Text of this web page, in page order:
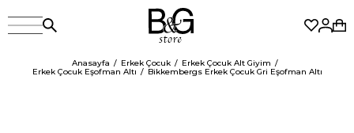
Anasayfa Erkek Çocuk
Erkek Çocuk Alt Giyim
Erkek Çocuk Eşofman Altı
Bikkembergs Erkek Çocuk Gri Eşofman Altı